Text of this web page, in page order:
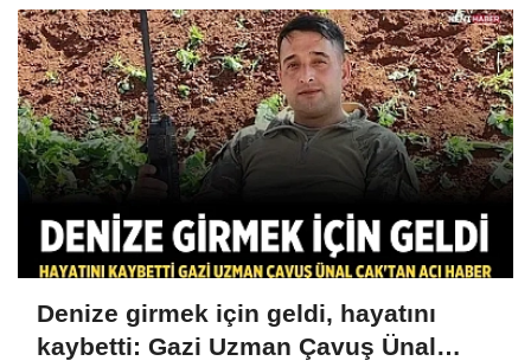
Denize girmek için geldi, hayatını
kaybetti: Gazi Uzman Çavuş Ünal